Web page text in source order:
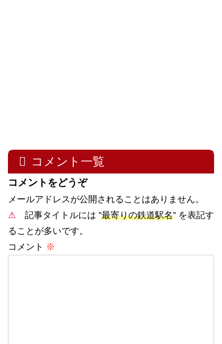
コメント一覧
コメントをどうぞ
メールアドレスが公開されることはありません。
⚠ 記事タイトルには ”最寄りの鉄道駅名” を表記す
ることが多いです。
コメント ※